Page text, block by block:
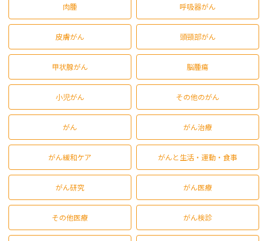
肉腫 呼吸器がん
皮膚がん 頭頸部がん
甲状腺がん 脳腫瘍
小児がん その他のがん
がん がん治療
がん緩和ケア がんと生活・運動・食事
がん研究 がん医療
その他医療 がん検診